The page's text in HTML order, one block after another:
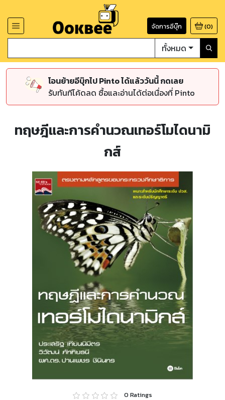
จัดการอีบุ๊ก (0)
ทั้งหมด
โอนย้ายอีบุ๊กไป Pinto ได้แล้ววันนี้ กดเลย
รับทันทีโค้ดลด ซื้อและอ่านได้ต่อเนื่องที่ Pinto
ทฤษฎีและการคำนวณเทอร์โมไดนามิ
กส์
0 Ratings